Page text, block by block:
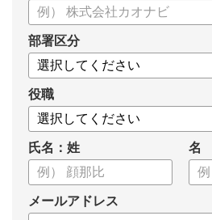
生成AI利用時のポイントや注意事項
から始める方も安心です。評価シー
案の生成など、コピペで使えるプロ
生成AIを「壁打ち相手」や「作業ア
らの人事業務を効率化してみませんか
【資料の内容】
・人事担当者に聞いた「生成AI活用に
・生成AI利用における注意点やルール
・今日から使えるプロンプト集（人
務）
部署区分
役職
氏名：姓 名
メールアドレス